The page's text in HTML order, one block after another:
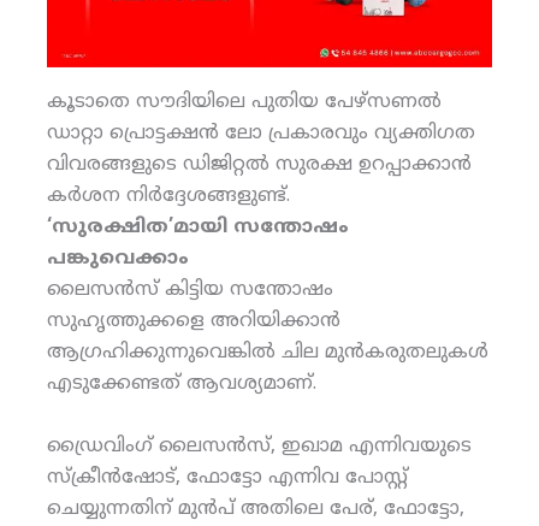
കൂടാതെ സൗദിയിലെ പുതിയ പേഴ്‌സണല്‍
ഡാറ്റാ പ്രൊട്ടക്ഷന്‍ ലോ പ്രകാരവും വ്യക്തിഗത
വിവരങ്ങളുടെ ഡിജിറ്റല്‍ സുരക്ഷ ഉറപ്പാക്കാന്‍
കര്‍ശന നിര്‍ദ്ദേശങ്ങളുണ്ട്.
‘സുരക്ഷിത’മായി സന്തോഷം
പങ്കുവെക്കാം
ലൈസന്‍സ് കിട്ടിയ സന്തോഷം
സുഹൃത്തുക്കളെ അറിയിക്കാന്‍
ആഗ്രഹിക്കുന്നുവെങ്കില്‍ ചില മുന്‍കരുതലുകള്‍
എടുക്കേണ്ടത് ആവശ്യമാണ്.
ഡ്രൈവിംഗ് ലൈസന്‍സ്, ഇഖാമ എന്നിവയുടെ
സ്‌ക്രീന്‍ഷോട്, ഫോട്ടോ എന്നിവ പോസ്റ്റ്
ചെയ്യുന്നതിന് മുന്‍പ് അതിലെ പേര്, ഫോട്ടോ,